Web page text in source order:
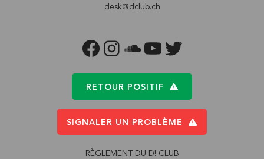
desk@dclub.ch
FACEBOOKINSTAGRAM
SOUNDCLOUD
YOUTUBETWITTER
RETOUR POSITIF
SIGNALER UN PROBLÈME
RÈGLEMENT DU D! CLUB